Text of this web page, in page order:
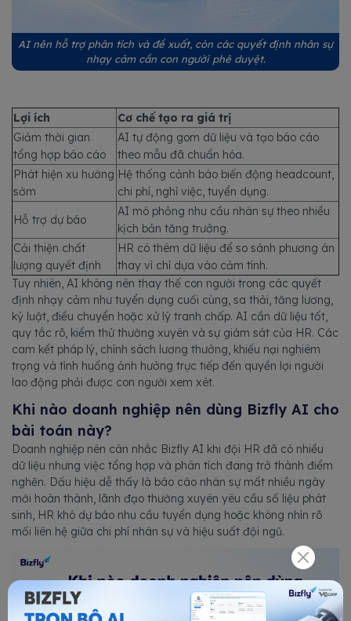
AI nên hỗ trợ phân tích và đề xuất, còn các quyết định nhân sự
nhạy cảm cần con người phê duyệt.
Lợi ích
Cơ chế tạo ra giá trị
Giảm thời gian
tổng hợp báo cáo
AI tự động gom dữ liệu và tạo báo cáo
theo mẫu đã chuẩn hóa.
Phát hiện xu hướng
sớm
Hệ thống cảnh báo biến động headcount,
chi phí, nghỉ việc, tuyển dụng.
Hỗ trợ dự báo
AI mô phỏng nhu cầu nhân sự theo nhiều
kịch bản tăng trưởng.
Cải thiện chất
lượng quyết định
HR có thêm dữ liệu để so sánh phương án
thay vì chỉ dựa vào cảm tính.
Tuy nhiên, AI không nên thay thế con người trong các quyết
định nhạy cảm như tuyển dụng cuối cùng, sa thải, tăng lương,
kỷ luật, điều chuyển hoặc xử lý tranh chấp. AI cần dữ liệu tốt,
quy tắc rõ, kiểm thử thường xuyên và sự giám sát của HR. Các
cam kết pháp lý, chính sách lương thưởng, khiếu nại nghiêm
trọng và tình huống ảnh hưởng trực tiếp đến quyền lợi người
lao động phải được con người xem xét.
Khi nào doanh nghiệp nên dùng Bizfly AI cho
bài toán này?
Doanh nghiệp nên cân nhắc Bizfly AI khi đội HR đã có nhiều
dữ liệu nhưng việc tổng hợp và phân tích đang trở thành điểm
nghẽn. Dấu hiệu dễ thấy là báo cáo nhân sự mất nhiều ngày
mới hoàn thành, lãnh đạo thường xuyên yêu cầu số liệu phát
sinh, HR khó dự báo nhu cầu tuyển dụng hoặc không nhìn rõ
mối liên hệ giữa chi phí nhân sự và hiệu suất đội ngũ.